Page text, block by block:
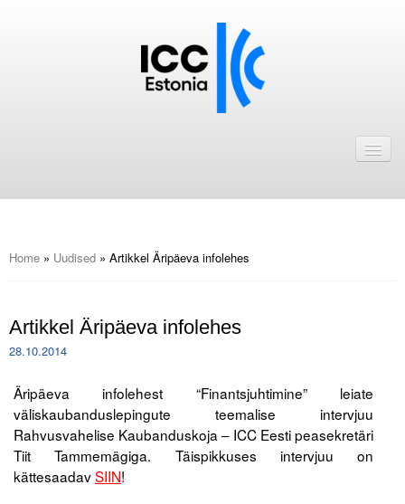
ICC Eesti liikmebaas
Astu ICC Eesti liikmeks!
ICC Eesti
Tegevused
Publikatsioonid
Home » Uudised » Artikkel Äripäeva infolehes
Artikkel Äripäeva infolehes
28.10.2014
Äripäeva infolehest “Finantsjuhtimine” leiate
väliskaubanduslepingute teemalise intervjuu
Rahvusvahelise Kaubanduskoja – ICC Eesti peasekretäri
Tiit Tammemägiga. Täispikkuses intervjuu on
kättesaadavSIIN!